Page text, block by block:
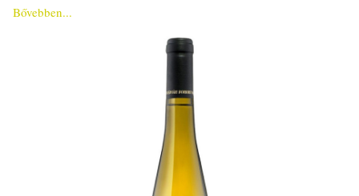
Bővebben...